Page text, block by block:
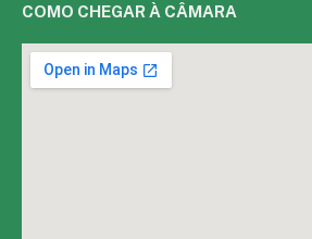
COMO CHEGAR À CÂMARA